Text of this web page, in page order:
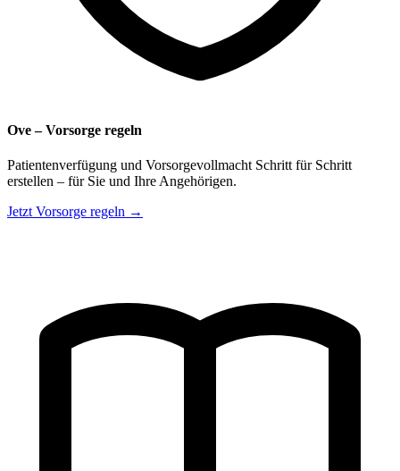
Ove – Vorsorge regeln
Patientenverfügung und Vorsorgevollmacht Schritt für Schritt
erstellen – für Sie und Ihre Angehörigen.
Jetzt Vorsorge regeln →